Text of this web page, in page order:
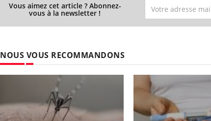
Vous aimez cet article ? Abonnez-
vous à la newsletter !
NOUS VOUS RECOMMANDONS